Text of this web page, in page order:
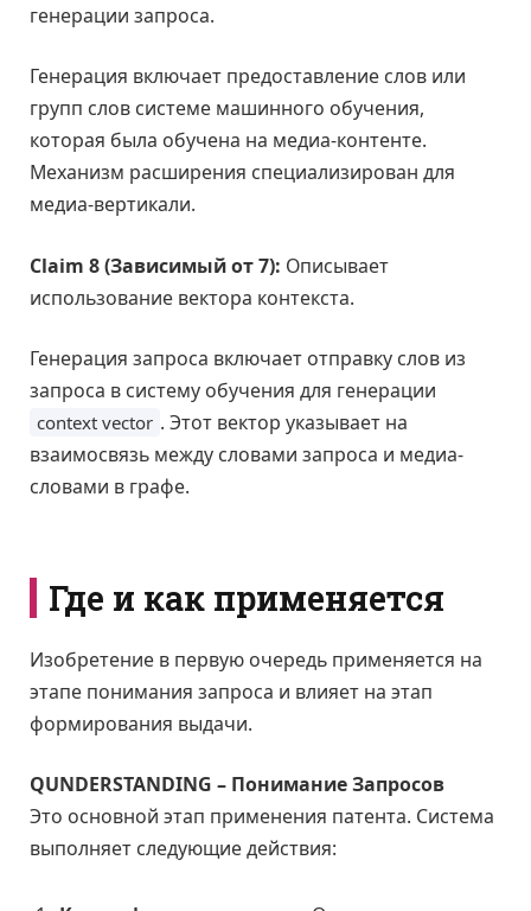
генерации запроса.
Генерация включает предоставление слов или
групп слов системе машинного обучения,
которая была обучена на медиа-контенте.
Механизм расширения специализирован для
медиа-вертикали.
Claim 8 (Зависимый от 7): Описывает
использование вектора контекста.
Генерация запроса включает отправку слов из
запроса в систему обучения для генерации
context vector . Этот вектор указывает на
взаимосвязь между словами запроса и медиа-
словами в графе.
Где и как применяется
Изобретение в первую очередь применяется на
этапе понимания запроса и влияет на этап
формирования выдачи.
QUNDERSTANDING – Понимание Запросов
Это основной этап применения патента. Система
выполняет следующие действия: